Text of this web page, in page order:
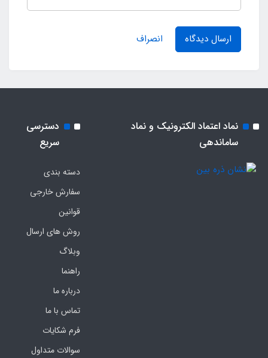
ارسال دیدگاه انصراف
نماد اعتماد الکترونیک و نماد
ساماندهی
دسترسی
سریع
دسته بندی
سفارش خارجی
قوانین
روش های ارسال
وبلاگ
راهنما
درباره ما
تماس با ما
فرم‌ شکایات
سوالات متداول